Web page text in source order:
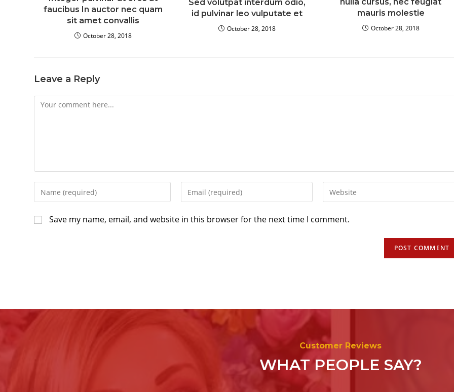
faucibus In auctor nec quam
sit amet convallis
October 28, 2018
Sed volutpat interdum odio,
id pulvinar leo vulputate et
October 28, 2018
mauris molestie
October 28, 2018
Leave a Reply
Save my name, email, and website in this browser for the next time I comment.
Customer Reviews
WHAT PEOPLE SAY?